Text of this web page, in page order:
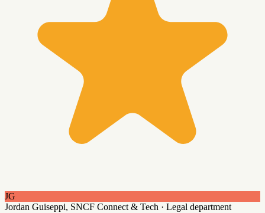
JG
Jordan Guiseppi, SNCF Connect & Tech · Legal department